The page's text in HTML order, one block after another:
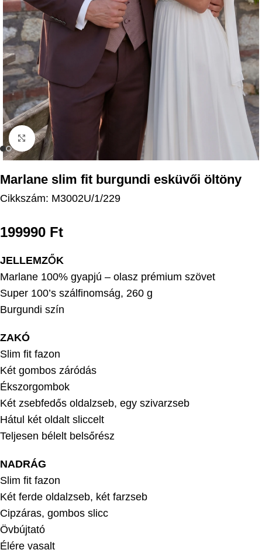
Kattintson a nagyításhoz
Marlane slim fit burgundi esküvői öltöny
Cikkszám: M3002U/1/229
199990 Ft
JELLEMZŐK
Marlane 100% gyapjú – olasz prémium szövet
Super 100’s szálfinomság, 260 g
Burgundi szín
ZAKÓ
Slim fit fazon
Két gombos záródás
Ékszorgombok
Két zsebfedős oldalzseb, egy szivarzseb
Hátul két oldalt sliccelt
Teljesen bélelt belsőrész
NADRÁG
Slim fit fazon
Két ferde oldalzseb, két farzseb
Cipzáras, gombos slicc
Övbújtató
Élére vasalt